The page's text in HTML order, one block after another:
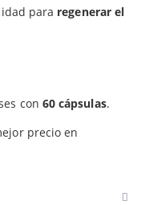
para regenerar el
con 60 cápsulas.
precio en